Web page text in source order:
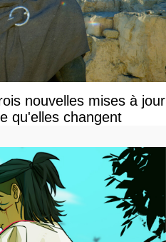
nouvelles mises à jour
qu'elles changent